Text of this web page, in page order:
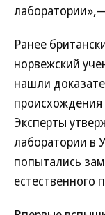
Ранее
норвежский
нашли
происхождения
Эксперты
лаборатории в
попытались
естественного